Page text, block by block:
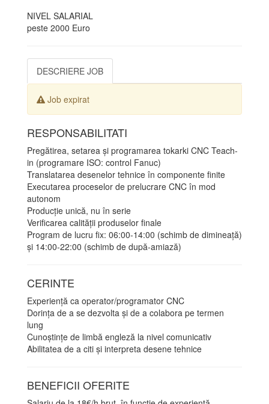
NIVEL SALARIAL
peste 2000 Euro
DESCRIERE JOB
Job expirat
RESPONSABILITATI
Pregătirea, setarea și programarea tokarki CNC Teach-
in (programare ISO: control Fanuc)
Translatarea desenelor tehnice în componente finite
Executarea proceselor de prelucrare CNC în mod
autonom
Producție unică, nu în serie
Verificarea calității produselor finale
Program de lucru fix: 06:00-14:00 (schimb de dimineață)
și 14:00-22:00 (schimb de după-amiază)
CERINTE
Experiență ca operator/programator CNC
Dorința de a se dezvolta și de a colabora pe termen
lung
Cunoștințe de limbă engleză la nivel comunicativ
Abilitatea de a citi și interpreta desene tehnice
BENEFICII OFERITE